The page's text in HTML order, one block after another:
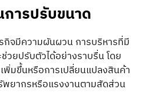
ารปรับขนาด
กิจมีความผันผวน การบริหารที่มี
ยปรับตัวได้อย่างราบรื่น โดย
มขึ้นหรือการเปลี่ยนแปลงสินค้า
พยากรหรือแรงงานตามสัดส่วน